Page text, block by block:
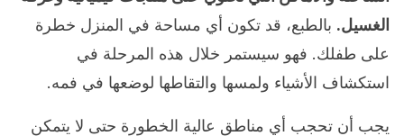
الغسيل. بالطبع، قد تكون أي مساحة في المنزل خطرة
على طفلك. فهو سيستمر خلال هذه المرحلة في
استكشاف الأشياء ولمسها والتقاطها لوضعها في فمه.
يجب أن تحجب أي مناطق عالية الخطورة حتى لا يتمكن